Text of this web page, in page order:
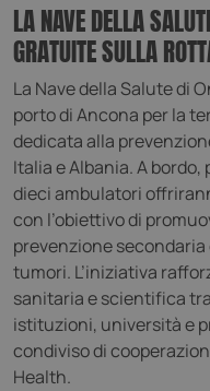
LA NAVE DELLA
GRATUITE SULLA
La Nave della Salute di
porto di Ancona per la
dedicata alla
Italia e Albania. A
dieci ambulatori
con l’obiettivo di
prevenzione
tumori. L’iniziativa
sanitaria e scientifica
istituzioni, università e
condiviso di
Health.